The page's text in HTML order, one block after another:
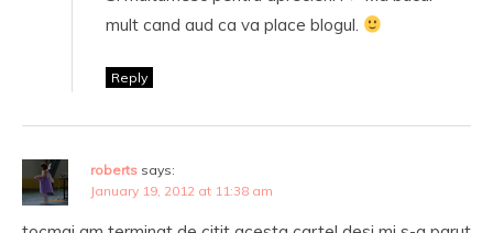
mult cand aud ca va place blogul.
Reply
roberts says:
January 19, 2012 at 11:38 am